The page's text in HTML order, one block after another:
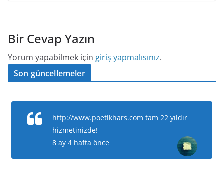
Bir Cevap Yazın
Yorum yapabilmek için giriş yapmalısınız.
Son güncellemeler
http://www.poetikhars.com tam 22 yıldır
hizmetinizde!
8 ay 4 hafta önce